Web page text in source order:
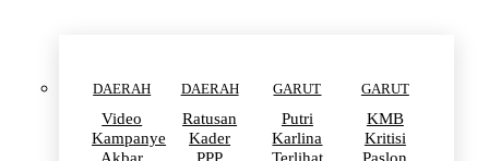
DAERAH
Video
Kampanye
DAERAH
Ratusan
Kader
GARUT
Putri
Karlina
GARUT
KMB
Kritisi